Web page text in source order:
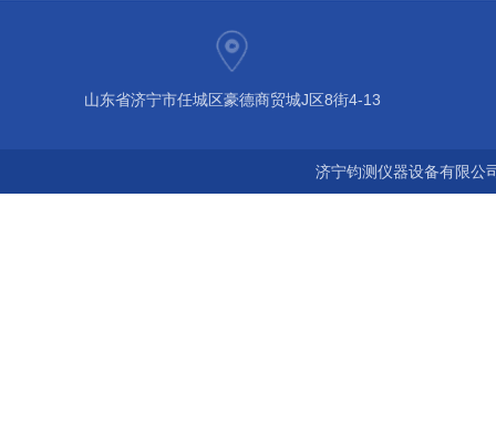
山东省济宁市任城区豪德商贸城J区8街4-13
济宁钧测仪器设备有限